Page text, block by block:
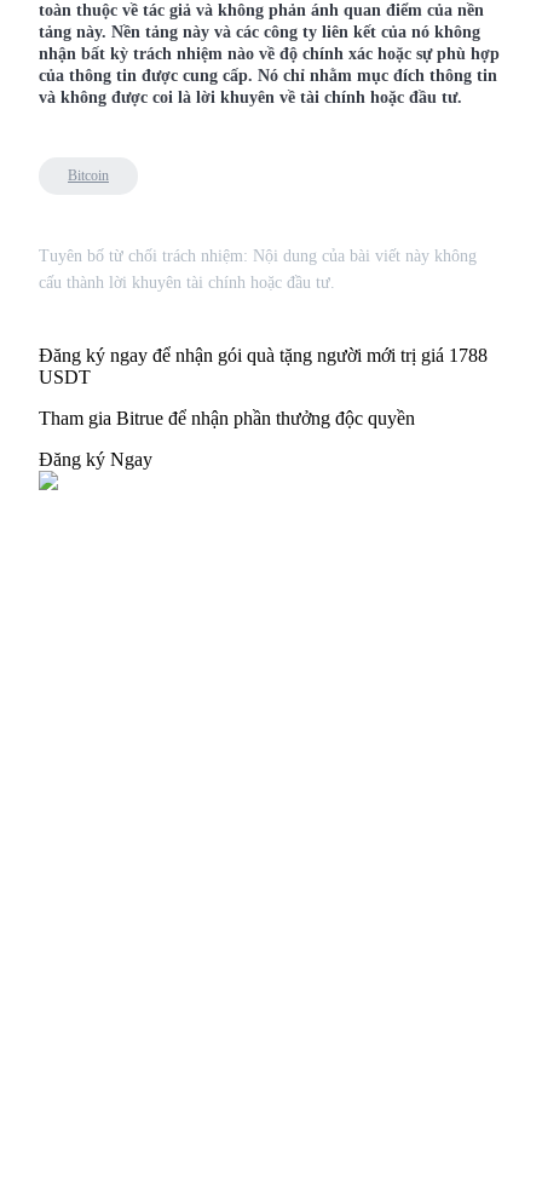
Tải ứng dụng
Bitrue
toàn thuộc về tác giả và không phản ánh quan điểm của nền
tảng này. Nền tảng này và các công ty liên kết của nó không
nhận bất kỳ trách nhiệm nào về độ chính xác hoặc sự phù hợp
của thông tin được cung cấp. Nó chỉ nhằm mục đích thông tin
và không được coi là lời khuyên về tài chính hoặc đầu tư.
Bitcoin
Tuyên bố từ chối trách nhiệm: Nội dung của bài viết này không
cấu thành lời khuyên tài chính hoặc đầu tư.
Đăng ký ngay để nhận gói quà tặng người mới trị giá 1788
USDT
Tham gia Bitrue để nhận phần thưởng độc quyền
Đăng ký Ngay